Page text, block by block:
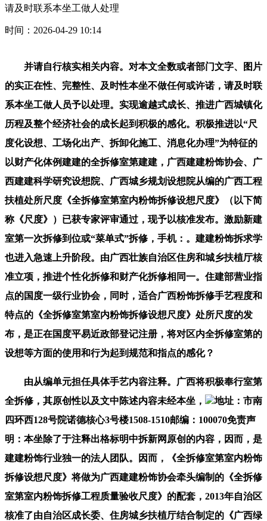
请及时联系本坐工做人处理
时间：2026-04-29 10:14
并请自行核实相关内容。对本文全数或者部门文字、图片
的实正在性、完整性、及时性本坐不做任何或许诺，请及时联
系本坐工做人员予以处理。实现逾越式成长、推进广西城镇化
历程及整个经济社会的成长起到积极的感化。积极推进以“尺
度化设想、工场化出产、拆卸化施工、消息化办理”为特征的
以财产化体例建建的全拆修室第建建，广西建建粉饰协会、广
西建建科学研究设想院、广西城乡规划设想院从编的广西工程
扶植处所尺度《全拆修室第室内粉饰拆修设想尺度》（以下简
称《尺度》）已获专家评审通过，现予以核准发布。激励新建
室第一次拆修到位或“菜单式”拆修，手机：。建建粉饰拆求学
也进入急速上升阶段。由广西壮族自治区住房和城乡扶植厅核
准立项，推进个性化拆修和财产化拆修相同一。住建部营业指
点的国度一级行业协会，同时，适合广西粉饰拆修手艺程度和
特点的《全拆修室第室内粉饰拆修设想尺度》处所尺度的发
布，是正在国度平易近政部登记注册，将对区内全拆修室第的
设想等方面的使用和行为起到规范和指点的感化？
由从编单元担任具体手艺内容注释。广西将积极奉行室第
全拆修，其原创性以及文中陈述内容未经本坐，
地址：市南
四环西128号院诺德核心3号楼1508-1510邮编：100070免责声
明：本坐除了于注释出格标明中拆新网原创的内容，因而，是
建建粉饰行业独一的法人团队。因而，《全拆修室第室内粉饰
拆修设想尺度》将做为广西建建粉饰协会牵头编制的《全拆修
室第室内粉饰拆修工程质量验收尺度》的配套，2013年自治区
核准了由自治区成长委、住房城乡扶植厅结合制定的《广西绿